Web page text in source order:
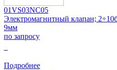
01VS03NC05
Электромагнитный клапан;
9мм
по запросу
Подробнее